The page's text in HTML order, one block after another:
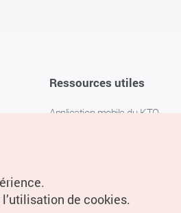
Ressources utiles
Application mobile du KTO
l’utilisation de cookies.